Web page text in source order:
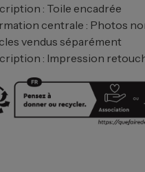
: Toile encadrée
centrale : Photos
vendus séparément
: Impression